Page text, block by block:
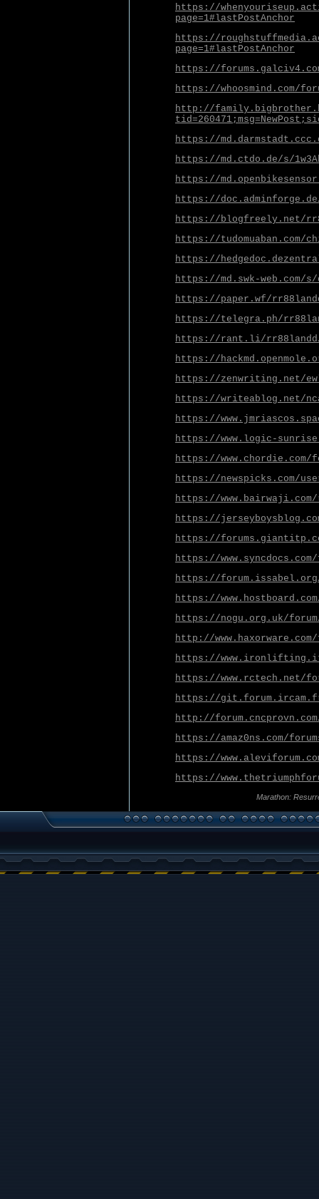
https://
page=1#lastPostAnchor
https://
page=1#lastPostAnchor
https://
https://whoosmind.com/
http://
https://
https://md.ctdo.de/s/
https://
https://doc.adminforge.de/
https://blogfreely.net/
https://tudomuaban.com/
https://
https://md.swk-web.com/s/
https://paper.wf/
https://telegra.ph/
https://rant.li/
https://
https://zenwriting.net/
https://writeablog.net/
https://
https://www.logic-
https://www.chordie.com/
https://newspicks.com/
https://
https://
https://
https://
https://
https://
https://nogu.org.uk/
http://
https://www.ironlifting.it/
https://www.rctech.net/
https://
http://
https://amaz0ns.com/
https://
https://
Marathon: